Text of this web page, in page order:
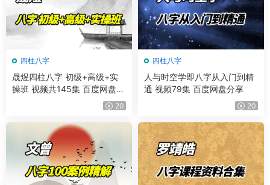
四柱八字
晟煜四柱八字 初级+高级+实
操班 视频共145集 百度网盘分
20
四柱八字
人与时空学即八字从入门到精
通 视频79集 百度网盘分享
20